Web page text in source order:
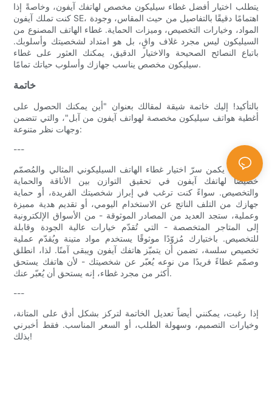
يتطلب اختيار أفضل غطاء سيليكون مخصص لهاتفك آيفون، وخاصةً إذا
كنت تملك آيفون SE، اهتمامًا دقيقًا بالتفاصيل من حيث المقاس، وجودة
المواد، وخيارات التخصيص، وميزات الحماية. غطاء الهاتف المصنوع من
السيليكون ليس مجرد غلاف واقٍ، بل هو امتداد لشخصيتك وأسلوبك.
باتباع النصائح الصحيحة والاختيار الدقيق، يمكنك العثور على غطاء
سيليكون مخصص يناسب جهازك وأسلوب حياتك تمامًا.
خاتمة
بالتأكيد! إليك خاتمة شيقة لمقالك بعنوان "أين يمكنك الحصول على
أغطية هواتف سيليكون مخصصة لهواتف آيفون من آبل"، والتي تتضمن
وجهات نظر متنوعة:
---
باختصار، يكمن سرّ اختيار غطاء الهاتف السيليكوني المثالي والمُصمّم
خصيصًا لهاتفك آيفون في تحقيق التوازن بين الأناقة والحماية
والتخصيص. سواءً كنت ترغب في إبراز شخصيتك الفريدة، أو حماية
جهازك من التلف الناتج عن الاستخدام اليومي، أو تقديم هدية مميزة
وعملية، ستجد العديد من المصادر الموثوقة - من الأسواق الإلكترونية
إلى المتاجر المتخصصة - التي تُقدّم خيارات عالية الجودة وقابلة
للتخصيص. باختيارك مُزوّدًا موثوقًا يستخدم مواد متينة ويُقدّم عملية
تخصيص سلسة، تضمن أن يتميّز هاتفك آيفون ويبقى آمنًا. لذا، انطلق
وصمّم غطاءً فريدًا من نوعه يُعبّر عن شخصيتك - لأن هاتفك يستحق
أكثر من مجرد غطاء، إنه يستحق أن يُعبّر عنك.
---
إذا رغبت، يمكنني أيضاً تعديل الخاتمة لتركز بشكل أدق على المتانة،
وخيارات التصميم، وسهولة الطلب، أو السعر المناسب. فقط أخبرني
بذلك!